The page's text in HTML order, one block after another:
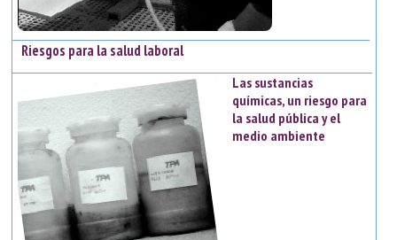
Riesgos para la salud laboral
Las sustancias
químicas, un riesgo para
la salud pública y el
medio ambiente